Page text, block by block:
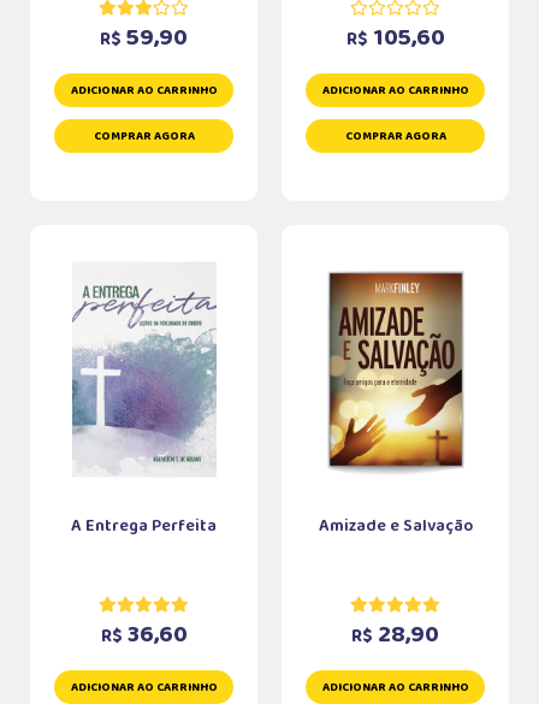
R$ 59,90
ADICIONAR AO CARRINHO
COMPRAR AGORA
R$ 105,60
ADICIONAR AO CARRINHO
COMPRAR AGORA
A Entrega Perfeita
R$ 36,60
ADICIONAR AO CARRINHO
Amizade e Salvação
R$ 28,90
ADICIONAR AO CARRINHO